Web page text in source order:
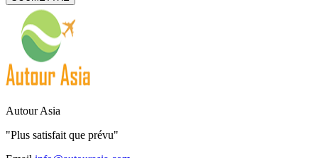
Autour Asia
"Plus satisfait que prévu"